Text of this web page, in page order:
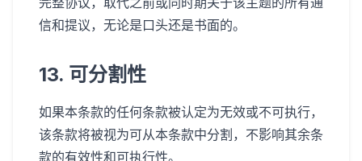
信和提议，无论是口头还是书面的。
13. 可分割性
如果本条款的任何条款被认定为无效或不可执行，
该条款将被视为可从本条款中分割，不影响其余条
款的有效性和可执行性。